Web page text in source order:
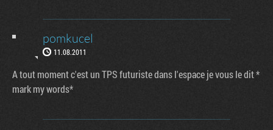
pomkucel
11.08.2011
A tout moment c'est un TPS futuriste dans l'espace je vous le dit *
mark my words*